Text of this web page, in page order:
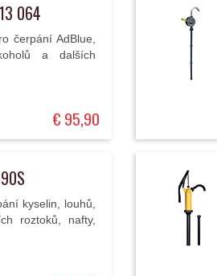
064
čerpání AdBlue,
a dalších
€ 95,90
kyselin, louhů,
roztoků, nafty,